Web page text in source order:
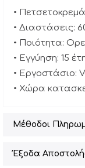
•
• Διαστάσεις:
• Ποιότητα:
• Εγγύηση: 15
• Εργοστάσιο:
• Χώρα
Μέθοδοι
Έξοδα